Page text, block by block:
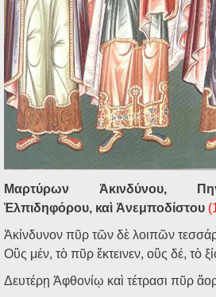
Μαρτύρων Ἀκινδύνου,
Ἐλπιδηφόρου, καὶ Ἀνεμποδίστου
Ἀκίνδυνον πῦρ τῶν δὲ λοιπῶν
Οὓς μέν, τὸ πῦρ ἔκτεινεν, οὓς δέ, τὸ
Δευτέρῃ Ἀφθονίῳ καὶ τέτρασι πῦρ